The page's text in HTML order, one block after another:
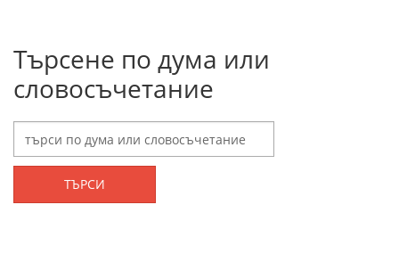
Търсене по дума или
словосъчетание
ТЪРСИ